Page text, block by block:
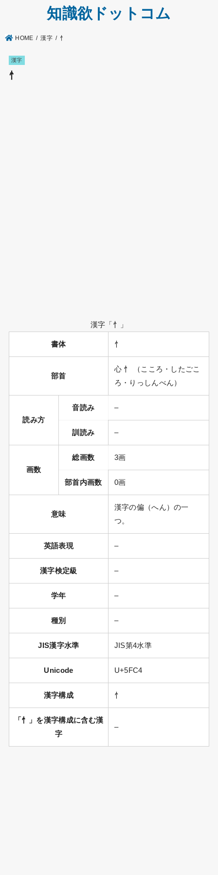
知識欲ドットコム
HOME 漢字 忄
漢字
忄
漢字「忄」
書体 忄
部首
心 忄 （こころ・したごこ
ろ・りっしんべん）
読み方
音読み –
訓読み –
画数
総画数 3画
部首内画数 0画
意味
漢字の偏（へん）の一
つ。
英語表現 –
漢字検定級 –
学年 –
種別 –
JIS漢字水準 JIS第4水準
Unicode U+5FC4
漢字構成 忄
「忄」を漢字構成に含む漢
字
–